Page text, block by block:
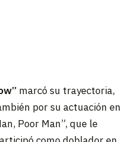
marcó su trayectoria,
por su actuación en
Poor Man”, que le